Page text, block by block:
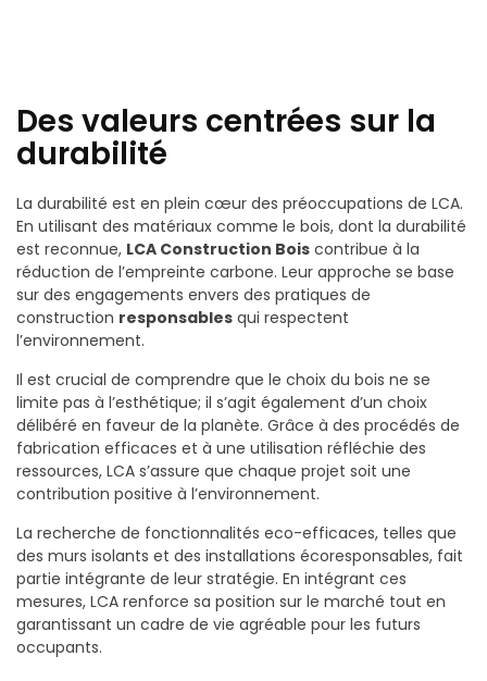
Des valeurs centrées sur la
durabilité
La durabilité est en plein cœur des préoccupations de LCA.
En utilisant des matériaux comme le bois, dont la durabilité
est reconnue, LCA Construction Bois contribue à la
réduction de l’empreinte carbone. Leur approche se base
sur des engagements envers des pratiques de
construction responsables qui respectent
l’environnement.
Il est crucial de comprendre que le choix du bois ne se
limite pas à l’esthétique; il s’agit également d’un choix
délibéré en faveur de la planète. Grâce à des procédés de
fabrication efficaces et à une utilisation réfléchie des
ressources, LCA s’assure que chaque projet soit une
contribution positive à l’environnement.
La recherche de fonctionnalités eco-efficaces, telles que
des murs isolants et des installations écoresponsables, fait
partie intégrante de leur stratégie. En intégrant ces
mesures, LCA renforce sa position sur le marché tout en
garantissant un cadre de vie agréable pour les futurs
occupants.